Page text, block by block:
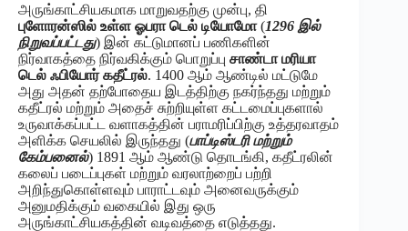
அருங்காட்சியகமாக மாறுவதற்கு முன்பு, தி
புளோரன்ஸில் உள்ள ஓபரா டெல் டியோமோ(1296 இல்
நிறுவப்பட்டது) இன் கட்டுமானப் பணிகளின்
நிர்வாகத்தை நிர்வகிக்கும் பொறுப்பு சாண்டா மரியா
டெல் ஃபியோர் கதீட்ரல். 1400 ஆம் ஆண்டில் மட்டுமே
அது அதன் தற்போதைய இடத்திற்கு நகர்ந்தது மற்றும்
கதீட்ரல் மற்றும் அதைச் சுற்றியுள்ள கட்டமைப்புகளால்
உருவாக்கப்பட்ட வளாகத்தின் பராமரிப்பிற்கு உத்தரவாதம்
அளிக்க செயலில் இருந்தது (பாப்டிஸ்டரி மற்றும்
கேம்பனைல்) 1891 ஆம் ஆண்டு தொடங்கி, கதீட்ரலின்
கலைப் படைப்புகள் மற்றும் வரலாற்றைப் பற்றி
அறிந்துகொள்ளவும் பாராட்டவும் அனைவருக்கும்
அனுமதிக்கும் வகையில் இது ஒரு
அருங்காட்சியகத்தின் வடிவத்தை எடுத்தது.